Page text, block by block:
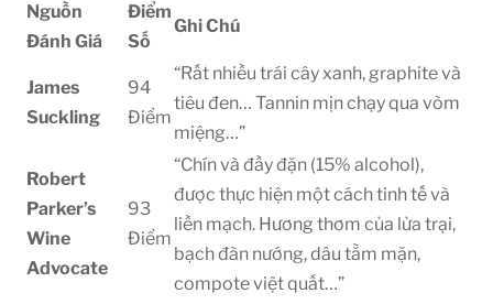
Nguồn
Đánh Giá
Điểm
Số
Ghi Chú
James
Suckling
94
Điểm
“Rất nhiều trái cây xanh, graphite và
tiêu đen… Tannin mịn chạy qua vòm
miệng…”
Robert
Parker’s
Wine
Advocate
93
Điểm
“Chín và đầy đặn (15% alcohol),
được thực hiện một cách tinh tế và
liền mạch. Hương thơm của lửa trại,
bạch đàn nướng, dâu tằm mặn,
compote việt quất…”